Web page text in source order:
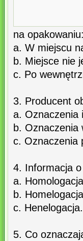
na opakowaniu:
a. W miejscu
b. Miejsce nie
c. Po
3. Producent
a. Oznaczenia
b. Oznaczenia
c. Oznaczenia
4. Informacja
a. Homologacja
b. Homelogacja
c. Henelogacja.
5. Co